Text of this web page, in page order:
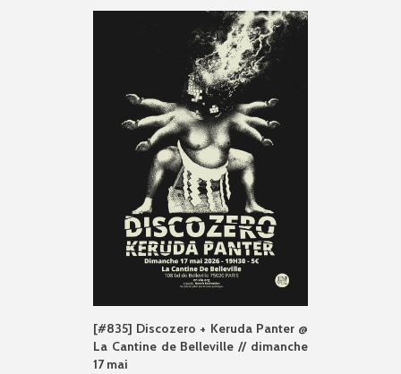
[#835] Discozero + Keruda Panter @
La Cantine de Belleville // dimanche
17 mai